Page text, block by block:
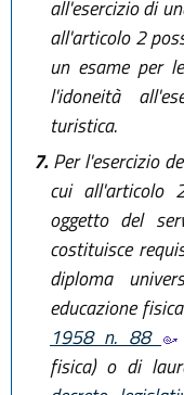
all'esercizio di
all'articolo 2
un esame per
l'idoneità
turistica.
7.Per l'esercizio
cui all'articolo
oggetto del
costituisce
diploma
educazione
1958 n. 88
fisica) o di